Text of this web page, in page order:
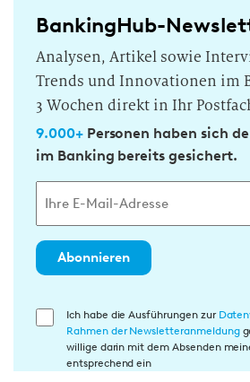
BankingHub-
Analysen, Artikel sowie
Trends und Innovationen im
3 Wochen direkt in Ihr
9.000+Personen haben sich
im Banking bereits gesichert.
Abonnieren
E
Ich habe die Ausführungen zur
Rahmen der Newsletteranmeldung
willige darin mit dem Absenden
entsprechend ein